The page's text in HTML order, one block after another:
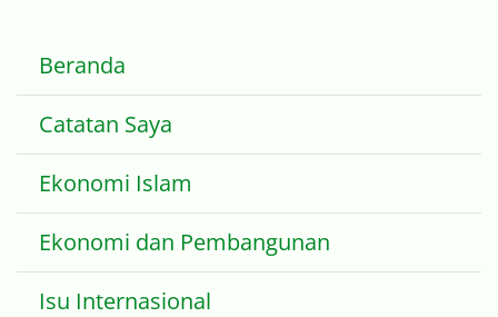
Beranda
Catatan Saya
Ekonomi Islam
Ekonomi dan Pembangunan
Isu Internasional